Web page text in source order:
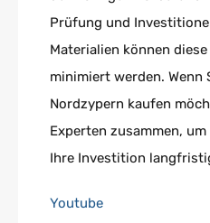
Prüfung und
Materialien können
minimiert werden. Wenn
Nordzypern kaufen
Experten zusammen,
Ihre Investition
Youtube